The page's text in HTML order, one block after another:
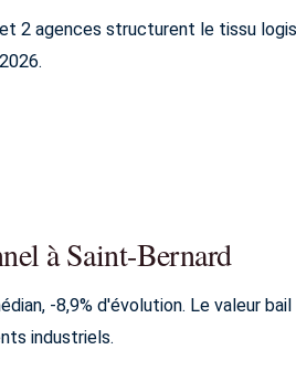
2 agences structurent le tissu
à Saint-Bernard
-8,9% d'évolution. Le valeur
industriels.